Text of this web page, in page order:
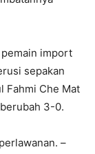
import
sepakan
Fahmi Che Mat
3-0.
–